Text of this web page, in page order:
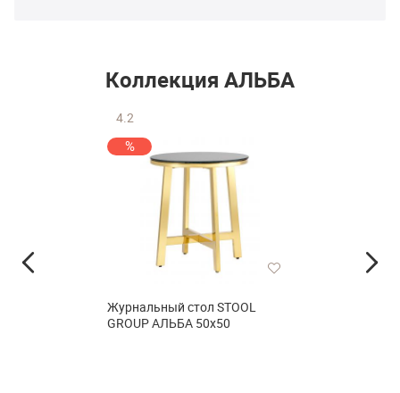
Коллекция АЛЬБА
4.2
%
Журнальный стол STOOL
GROUP АЛЬБА 50х50